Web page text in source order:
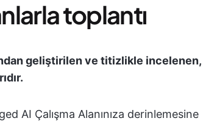
toplantı
geliştirilen ve titizlikle incelenen,
AI Çalışma Alanınıza derinlemesine